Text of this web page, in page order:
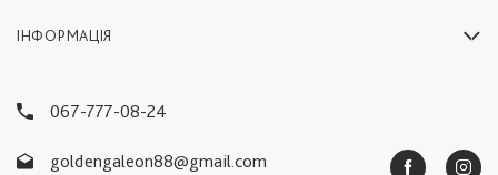
ІНФОРМАЦІЯ
067-777-08-24
goldengaleon88@gmail.com